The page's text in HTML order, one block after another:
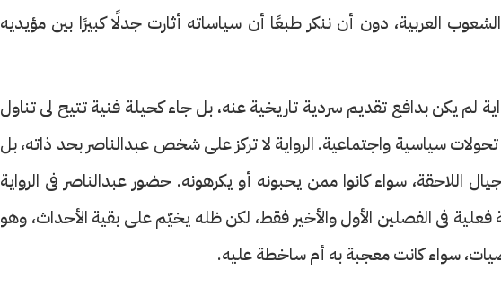
العربية، دون أن ننكر طبعًا أن سياساته أثارت جدلًا كبيرًا بين مؤيديه
لم يكن بدافع تقديم سردية تاريخية عنه، بل جاء كحيلة فنية تتيح لى تناول
تحولات سياسية واجتماعية. الرواية لا تركز على شخص عبدالناصر بحد ذاته، بل
اللاحقة، سواء كانوا ممن يحبونه أو يكرهونه. حضور عبدالناصر فى الرواية
فى الفصلين الأول والأخير فقط، لكن ظله يخيّم على بقية الأحداث، وهو
سواء كانت معجبة به أم ساخطة عليه.